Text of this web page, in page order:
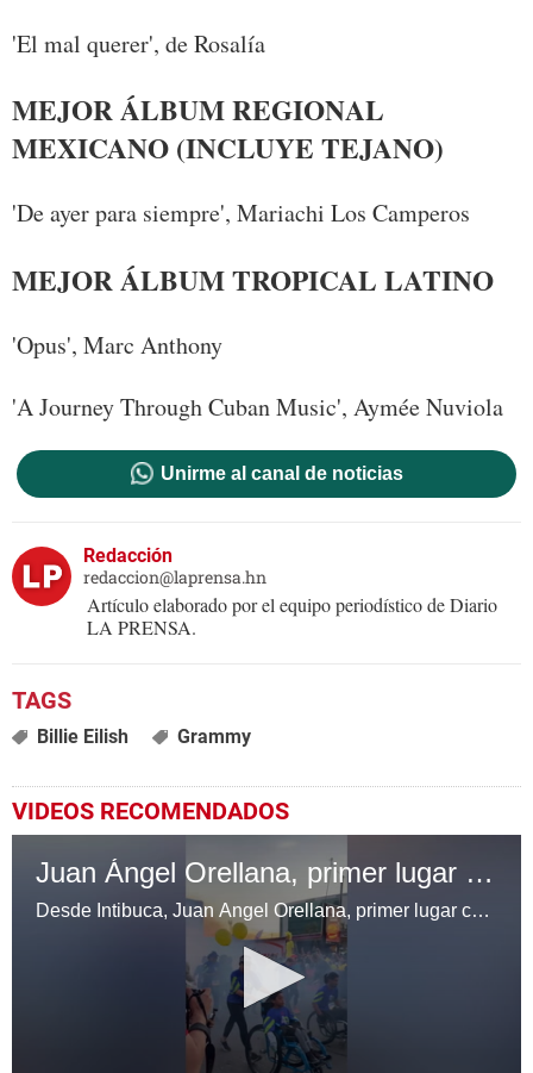
'El mal querer', de Rosalía
MEJOR ÁLBUM REGIONAL
MEXICANO (INCLUYE TEJANO)
'De ayer para siempre', Mariachi Los Camperos
MEJOR ÁLBUM TROPICAL LATINO
'Opus', Marc Anthony
'A Journey Through Cuban Music', Aymée Nuviola
Unirme al canal de noticias
Redacción
redaccion@laprensa.hn
Artículo elaborado por el equipo periodístico de Diario
LA PRENSA.
Billie Eilish Grammy
VIDEOS RECOMENDADOS
Juan Ángel Orellana, primer lugar categoría retos especiales
Desde Intibuca, Juan Ángel Orellana, primer lugar categorías especiales, es te tracampeón de la categoría